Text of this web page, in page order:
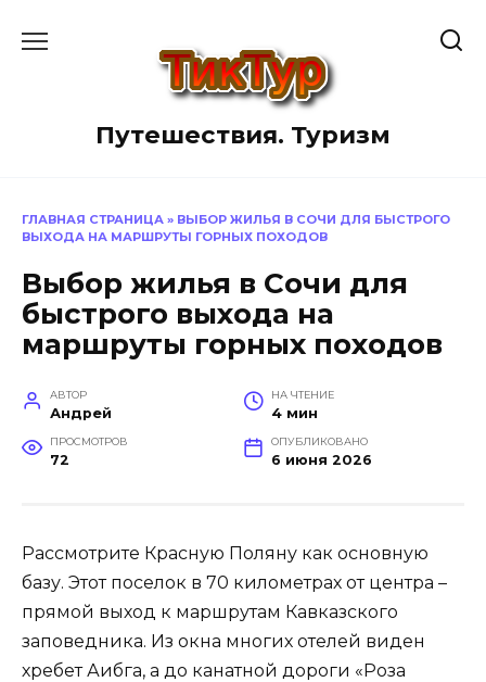
Путешествия. Туризм
ГЛАВНАЯ СТРАНИЦА » ВЫБОР ЖИЛЬЯ В СОЧИ ДЛЯ БЫСТРОГО
ВЫХОДА НА МАРШРУТЫ ГОРНЫХ ПОХОДОВ
Выбор жилья в Сочи для
быстрого выхода на
маршруты горных походов
АВТОР
Андрей
НА ЧТЕНИЕ
4 мин
ПРОСМОТРОВ
72
ОПУБЛИКОВАНО
6 июня 2026
Рассмотрите Красную Поляну как основную
базу. Этот поселок в 70 километрах от центра –
прямой выход к маршрутам Кавказского
заповедника. Из окна многих отелей виден
хребет Аибга, а до канатной дороги «Роза